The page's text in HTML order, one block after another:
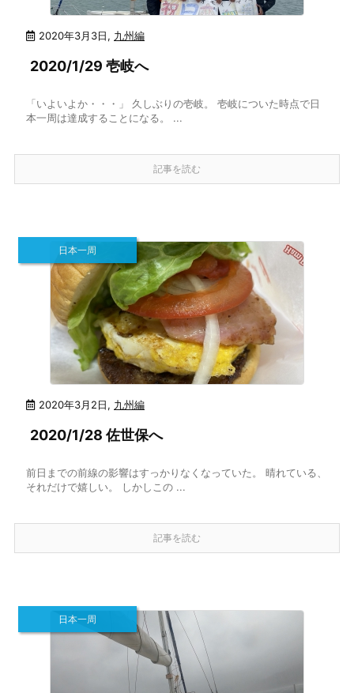
2020年3月3日, 九州編
2020/1/29 壱岐へ
「いよいよか・・・」 久しぶりの壱岐。 壱岐についた時点で日
本一周は達成することになる。 ...
記事を読む
2020年3月2日
日本一周
, 九州編
2020/1/28 佐世保へ
前日までの前線の影響はすっかりなくなっていた。 晴れている、
それだけで嬉しい。 しかしこの ...
記事を読む
日本一周